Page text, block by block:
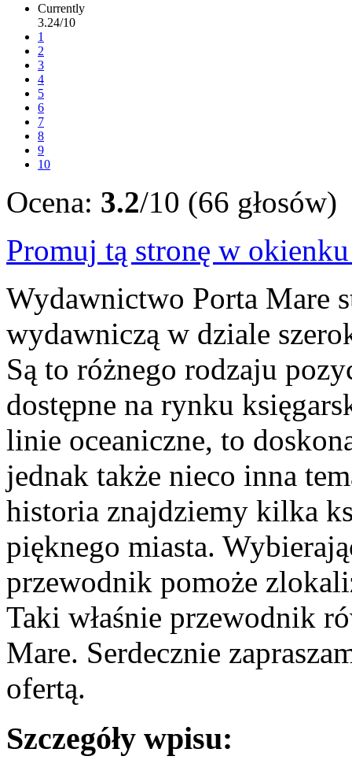
Currently
3.24/10
1
2
3
4
5
6
7
8
9
10
Ocena: 3.2/10 (66 głosów)
Promuj tą stronę w
Wydawnictwo Porta Mare
wydawniczą w dziale
Są to różnego rodzaju
dostępne na rynku
linie oceaniczne, to
jednak także nieco inna
historia znajdziemy kilka
pięknego miasta.
przewodnik pomoże
Taki właśnie przewodnik
Mare. Serdecznie
ofertą.
Szczegóły wpisu: